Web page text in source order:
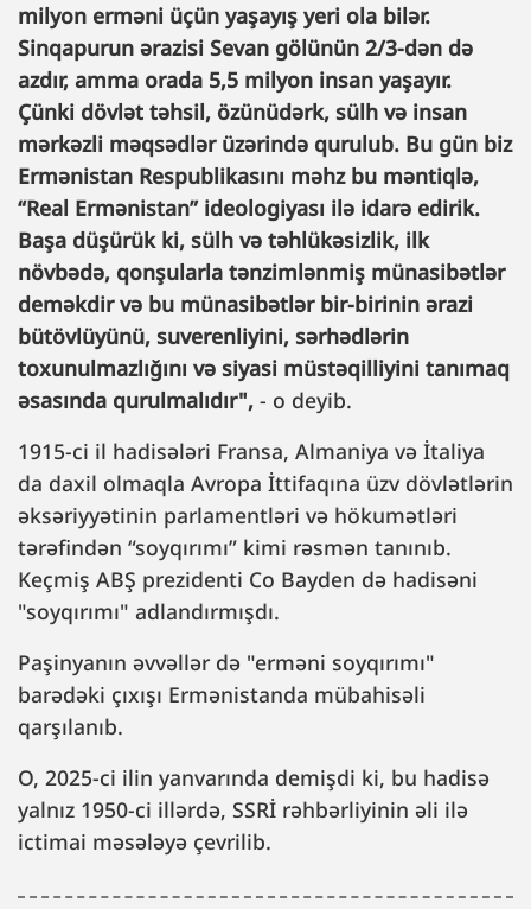
milyon erməni üçün yaşayış yeri ola bilər.
Sinqapurun ərazisi Sevan gölünün 2/3-dən də
azdır, amma orada 5,5 milyon insan yaşayır.
Çünki dövlət təhsil, özünüdərk, sülh və insan
mərkəzli məqsədlər üzərində qurulub. Bu gün biz
Ermənistan Respublikasını məhz bu məntiqlə,
“Real Ermənistan” ideologiyası ilə idarə edirik.
Başa düşürük ki, sülh və təhlükəsizlik, ilk
növbədə, qonşularla tənzimlənmiş münasibətlər
deməkdir və bu münasibətlər bir-birinin ərazi
bütövlüyünü, suverenliyini, sərhədlərin
toxunulmazlığını və siyasi müstəqilliyini tanımaq
əsasında qurulmalıdır", - o deyib.
1915-ci il hadisələri Fransa, Almaniya və İtaliya
da daxil olmaqla Avropa İttifaqına üzv dövlətlərin
əksəriyyətinin parlamentləri və hökumətləri
tərəfindən “soyqırımı” kimi rəsmən tanınıb.
Keçmiş ABŞ prezidenti Co Bayden də hadisəni
"soyqırımı" adlandırmışdı.
Paşinyanın əvvəllər də "erməni soyqırımı"
barədəki çıxışı Ermənistanda mübahisəli
qarşılanıb.
O, 2025-ci ilin yanvarında demişdi ki, bu hadisə
yalnız 1950-ci illərdə, SSRİ rəhbərliyinin əli ilə
ictimai məsələyə çevrilib.